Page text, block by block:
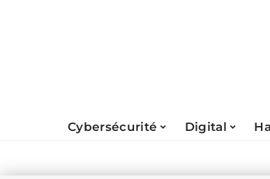
Cybersécurité Digital